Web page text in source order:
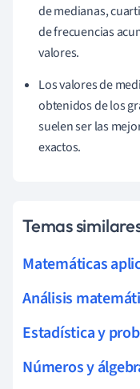
de medianas,
de frecuencias
valores.
Los valores de
obtenidos de los
suelen ser las
exactos.
Temas
Matemáticas
Análisis
Estadística y
Números y